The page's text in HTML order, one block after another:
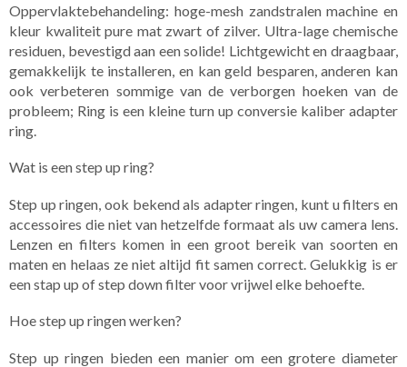
Oppervlaktebehandeling: hoge-mesh zandstralen machine en
kleur kwaliteit pure mat zwart of zilver. Ultra-lage chemische
residuen, bevestigd aan een solide! Lichtgewicht en draagbaar,
gemakkelijk te installeren, en kan geld besparen, anderen kan
ook verbeteren sommige van de verborgen hoeken van de
probleem; Ring is een kleine turn up conversie kaliber adapter
ring.
Wat is een step up ring?
Step up ringen, ook bekend als adapter ringen, kunt u filters en
accessoires die niet van hetzelfde formaat als uw camera lens.
Lenzen en filters komen in een groot bereik van soorten en
maten en helaas ze niet altijd fit samen correct. Gelukkig is er
een stap up of step down filter voor vrijwel elke behoefte.
Hoe step up ringen werken?
Step up ringen bieden een manier om een grotere diameter